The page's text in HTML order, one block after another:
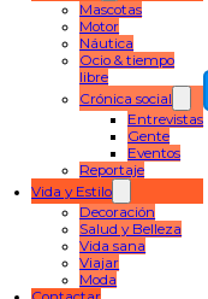
Mascotas
Motor
Náutica
Ocio & tiempo
libre
Crónica social
Entrevistas
Gente
Eventos
Reportaje
Vida y Estilo
Decoración
Salud y Belleza
Vida sana
Viajar
Moda